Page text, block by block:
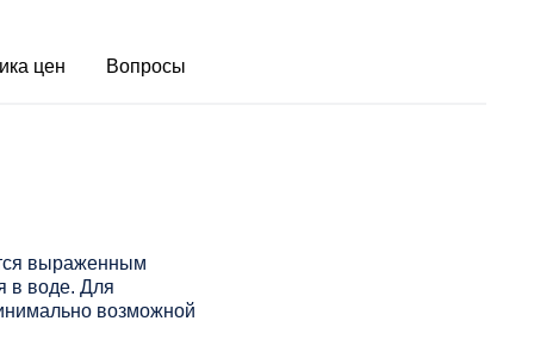
цен Вопросы
выраженным
в воде. Для
возможной